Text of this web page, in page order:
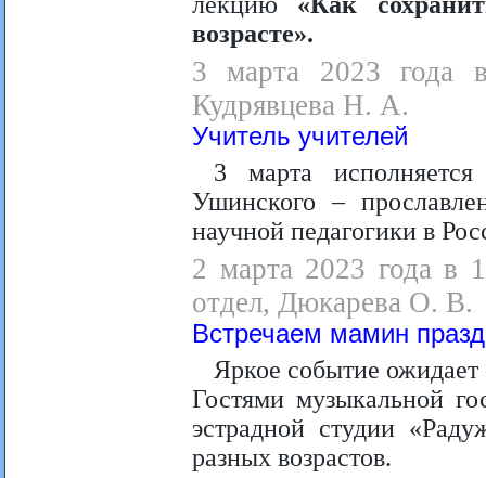
возрасте».
3 марта 2023 года
Кудрявцева Н. А.
Учитель учителей
3 марта
Ушинского –
научной педагогики в
2 марта 2023 года в
отдел, Дюкарева О. В.
Встречаем мамин
Яркое событие ожидает
Гостями музыкальной
эстрадной студии
разных возрастов.